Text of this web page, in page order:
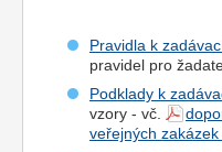
Pravidla k
pravidel pro
Podklady k
vzory - vč.
veřejných zakázek